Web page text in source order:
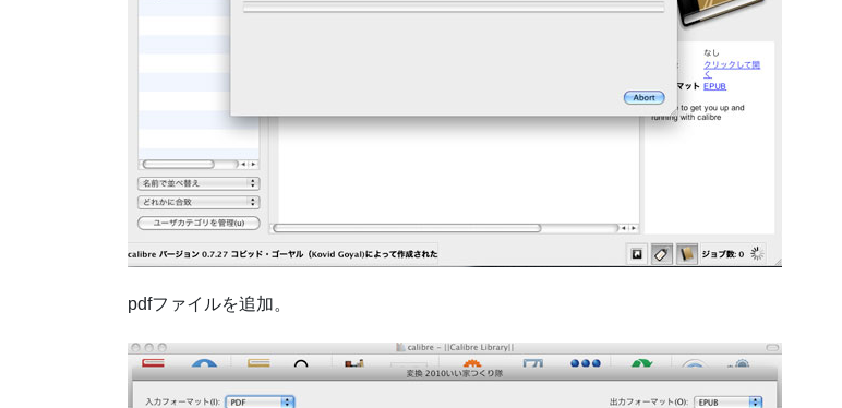
pdfファイルを追加。